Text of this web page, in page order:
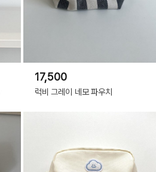
17,500
럭비 그레이 네모 파우치